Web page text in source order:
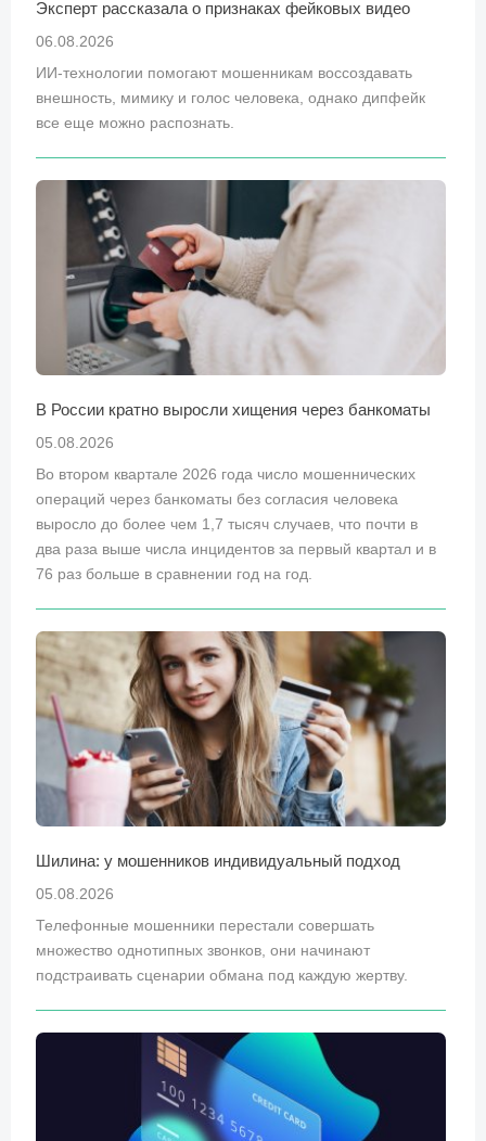
Эксперт рассказала о признаках фейковых видео
06.08.2026
ИИ-технологии помогают мошенникам воссоздавать
внешность, мимику и голос человека, однако дипфейк
все еще можно распознать.
В России кратно выросли хищения через банкоматы
05.08.2026
Во втором квартале 2026 года число мошеннических
операций через банкоматы без согласия человека
выросло до более чем 1,7 тысяч случаев, что почти в
два раза выше числа инцидентов за первый квартал и в
76 раз больше в сравнении год на год.
Шилина: у мошенников индивидуальный подход
05.08.2026
Телефонные мошенники перестали совершать
множество однотипных звонков, они начинают
подстраивать сценарии обмана под каждую жертву.